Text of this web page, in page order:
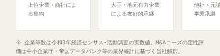
上位企業・商社によ
る集約
大手・地元有力企業
による友好的承継
他社・元
事業承継
※ 企業等数は令和3年経済センサス‐活動調査の実数値。M&Aニーズの定性評
価は中小企業庁・帝国データバンク等の業界統計に基づく当社解釈。